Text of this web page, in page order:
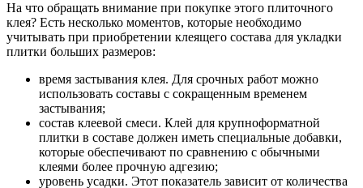
На что обращать внимание при покупке этого плиточного
клея? Есть несколько моментов, которые необходимо
учитывать при приобретении клеящего состава для укладки
плитки больших размеров:
время застывания клея. Для срочных работ можно
использовать составы с сокращенным временем
застывания;
состав клеевой смеси. Клей для крупноформатной
плитки в составе должен иметь специальные добавки,
которые обеспечивают по сравнению с обычными
клеями более прочную адгезию;
уровень усадки. Этот показатель зависит от количества